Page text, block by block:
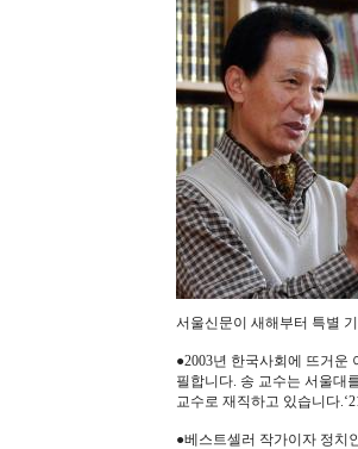
서울신문이 새해부터 특별
●2003년 한국사회에 뜨거운
필합니다. 송 교수는 서울대
교수로 재직하고 있습니다
●베스트셀러 작가이자 정치